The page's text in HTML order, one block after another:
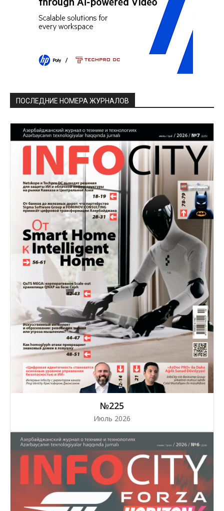
ПОСЛЕДНИЕ НОМЕРА ЖУРНАЛОВ
№225
Июль 2026